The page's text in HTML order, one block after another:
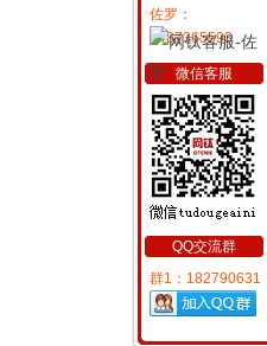
佐罗：
2487365593
微信客服
QQ交流群
群1：182790631